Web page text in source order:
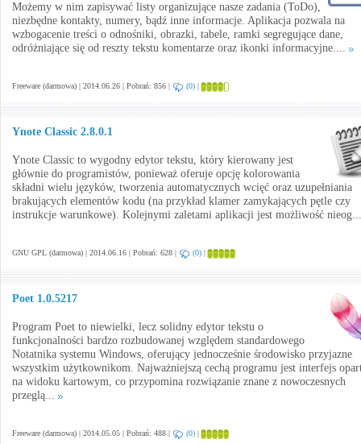
Możemy w nim zapisywać listy organizujące nasze zadania (ToDo),
niezbędne kontakty, numery, bądź inne informacje. Aplikacja pozwala na
wzbogacenie treści o odnośniki, obrazki, tabele, ramki segregujące dane,
odróżniające się od reszty tekstu komentarze oraz ikonki informacyjne....
Freeware (darmowa) | 2014.06.26 | Pobrań: 856 | (0) |
Ynote Classic 2.8.0.1
Ynote Classic to wygodny edytor tekstu, który kierowany jest
głównie do programistów, ponieważ oferuje opcję kolorowania
składni wielu języków, tworzenia automatycznych wcięć oraz uzupełniania
brakujących elementów kodu (na przykład klamer zamykających pętle czy
instrukcje warunkowe). Kolejnymi zaletami aplikacji jest możliwość
GNU GPL (darmowa) | 2014.06.16 | Pobrań: 628 | (0) |
Poet 1.0.5217
Program Poet to niewielki, lecz solidny edytor tekstu o
funkcjonalności bardzo rozbudowanej względem standardowego
Notatnika systemu Windows, oferujący jednocześnie środowisko przyjazne
wszystkim użytkownikom. Najważniejszą cechą programu jest interfejs
na widoku kartowym, co przypomina rozwiązanie znane z nowoczesnych
przeglą...
Freeware (darmowa) | 2014.05.05 | Pobrań: 488 | (0) |